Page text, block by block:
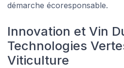
démarche écoresponsable.
Innovation et Vin
Technologies
Viticulture